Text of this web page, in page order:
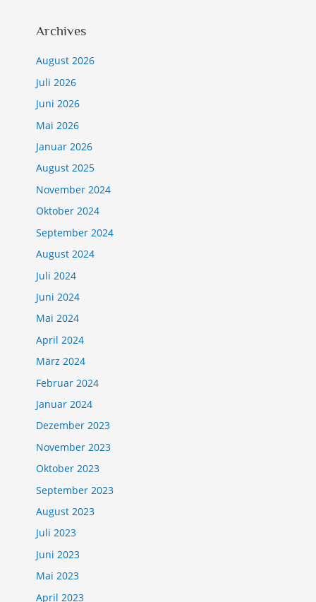
Archives
August 2026
Juli 2026
Juni 2026
Mai 2026
Januar 2026
August 2025
November 2024
Oktober 2024
September 2024
August 2024
Juli 2024
Juni 2024
Mai 2024
April 2024
März 2024
Februar 2024
Januar 2024
Dezember 2023
November 2023
Oktober 2023
September 2023
August 2023
Juli 2023
Juni 2023
Mai 2023
April 2023